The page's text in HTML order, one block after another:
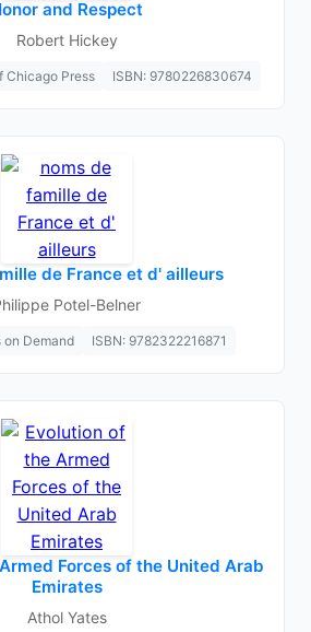
and Respect
Robert Hickey
Chicago Press ISBN: 9780226830674
de France et d' ailleurs
Potel-Belner
on Demand ISBN: 9782322216871
Forces of the United Arab
Emirates
Athol Yates